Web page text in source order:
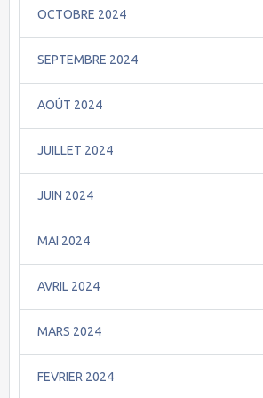
OCTOBRE 2024
SEPTEMBRE 2024
AOÛT 2024
JUILLET 2024
JUIN 2024
MAI 2024
AVRIL 2024
MARS 2024
FEVRIER 2024